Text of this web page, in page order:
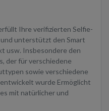
Ihre verifizierten Selfie-
unterstützt den Smart
usw. Insbesondere den
der für verschiedene
sowie verschiedene
wurde Ermöglicht
mit natürlicher und